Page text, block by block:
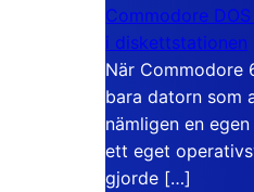
Commodore
i diskettstationen
När Commodore
bara datorn som
nämligen en
ett eget
gjorde […]